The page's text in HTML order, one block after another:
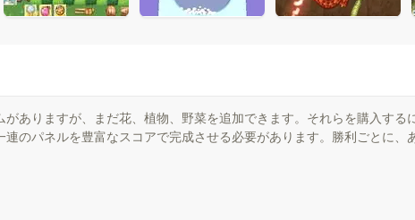
がありますが、まだ花、植物、野菜を追加できます。それらを購入す
連のパネルを豊富なスコアで完成させる必要があります。勝利ごとに、